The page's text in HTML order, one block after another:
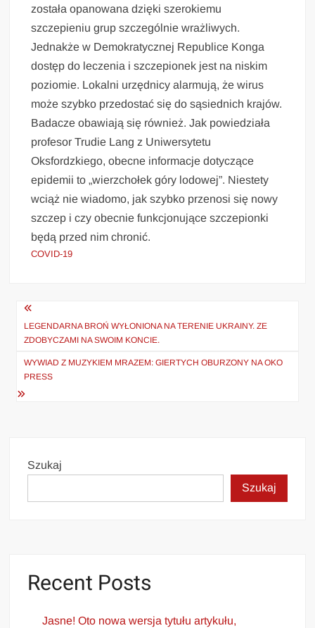
została opanowana dzięki szerokiemu
szczepieniu grup szczególnie wrażliwych.
Jednakże w Demokratycznej Republice Konga
dostęp do leczenia i szczepionek jest na niskim
poziomie. Lokalni urzędnicy alarmują, że wirus
może szybko przedostać się do sąsiednich krajów.
Badacze obawiają się również. Jak powiedziała
profesor Trudie Lang z Uniwersytetu
Oksfordzkiego, obecne informacje dotyczące
epidemii to „wierzchołek góry lodowej”. Niestety
wciąż nie wiadomo, jak szybko przenosi się nowy
szczep i czy obecnie funkcjonujące szczepionki
będą przed nim chronić.
COVID-19
Nawigacja
wpisu
LEGENDARNA BROŃ WYŁONIONA NA TERENIE UKRAINY. ZE
ZDOBYCZAMI NA SWOIM KONCIE.
WYWIAD Z MUZYKIEM MRAZEM: GIERTYCH OBURZONY NA OKO
PRESS
Szukaj
Szukaj
Recent Posts
Jasne! Oto nowa wersja tytułu artykułu,